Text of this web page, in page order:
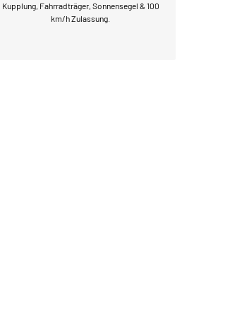
Kupplung, Fahrradträger, Sonnensegel & 100
km/h Zulassung.